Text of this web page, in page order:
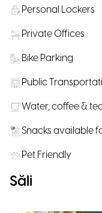
Personal Lockers
Private Offices
Bike Parking
Public
Water, coffee &
Snacks available
Pet Friendly
Săli